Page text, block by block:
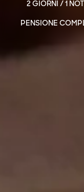
2 GIORNI / 1
PENSIONE